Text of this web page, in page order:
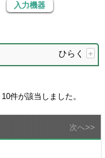
入力機器
ひらく +
10件が該当しました。
次へ>>